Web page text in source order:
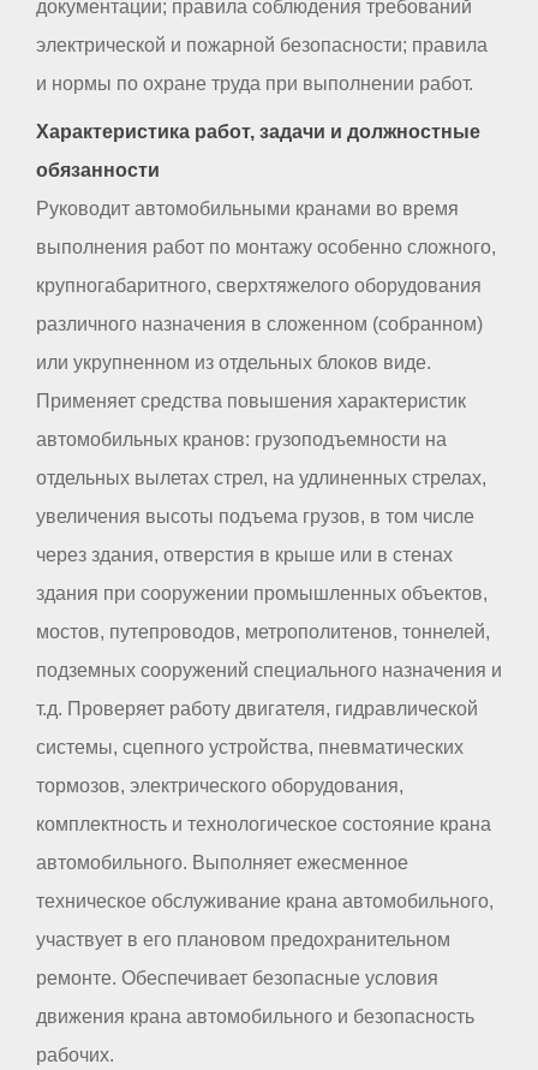
документации; правила соблюдения требований
электрической и пожарной безопасности; правила
и нормы по охране труда при выполнении работ.
Характеристика работ, задачи и должностные
обязанности
Руководит автомобильными кранами во время
выполнения работ по монтажу особенно сложного,
крупногабаритного, сверхтяжелого оборудования
различного назначения в сложенном (собранном)
или укрупненном из отдельных блоков виде.
Применяет средства повышения характеристик
автомобильных кранов: грузоподъемности на
отдельных вылетах стрел, на удлиненных стрелах,
увеличения высоты подъема грузов, в том числе
через здания, отверстия в крыше или в стенах
здания при сооружении промышленных объектов,
мостов, путепроводов, метрополитенов, тоннелей,
подземных сооружений специального назначения и
т.д. Проверяет работу двигателя, гидравлической
системы, сцепного устройства, пневматических
тормозов, электрического оборудования,
комплектность и технологическое состояние крана
автомобильного. Выполняет ежесменное
техническое обслуживание крана автомобильного,
участвует в его плановом предохранительном
ремонте. Обеспечивает безопасные условия
движения крана автомобильного и безопасность
рабочих.